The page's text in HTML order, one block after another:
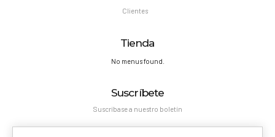
Clientes
Tienda
No menus found.
Suscríbete
Suscríbase a nuestro boletín